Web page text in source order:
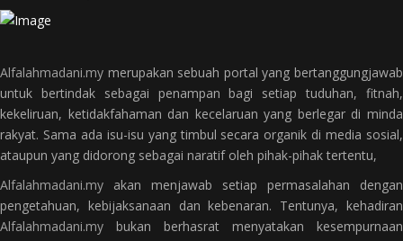
Alfalahmadani.my merupakan sebuah portal yang bertanggungjawab
untuk bertindak sebagai penampan bagi setiap tuduhan, fitnah,
kekeliruan, ketidakfahaman dan kecelaruan yang berlegar di minda
rakyat. Sama ada isu-isu yang timbul secara organik di media sosial,
ataupun yang didorong sebagai naratif oleh pihak-pihak tertentu,
Alfalahmadani.my akan menjawab setiap permasalahan dengan
pengetahuan, kebijaksanaan dan kebenaran. Tentunya, kehadiran
Alfalahmadani.my bukan berhasrat menyatakan kesempurnaan